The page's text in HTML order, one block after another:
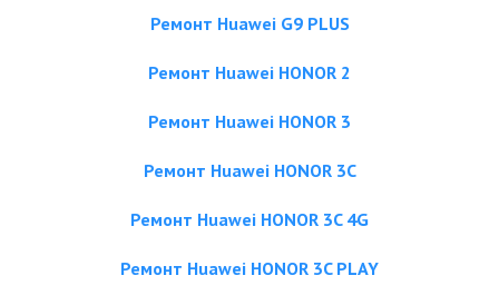
Ремонт Huawei G9 PLUS
Ремонт Huawei HONOR 2
Ремонт Huawei HONOR 3
Ремонт Huawei HONOR 3C
Ремонт Huawei HONOR 3C 4G
Ремонт Huawei HONOR 3C PLAY